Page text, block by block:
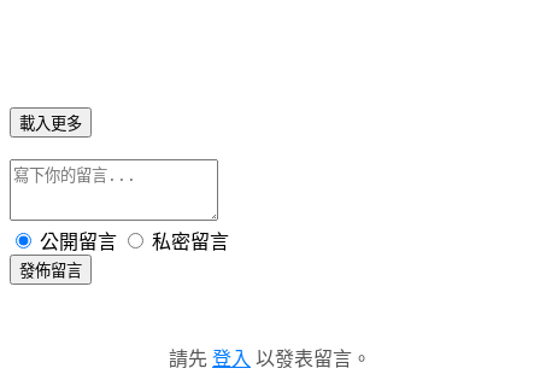
載入更多
公開留言 私密留言
發佈留言
請先 登入 以發表留言。